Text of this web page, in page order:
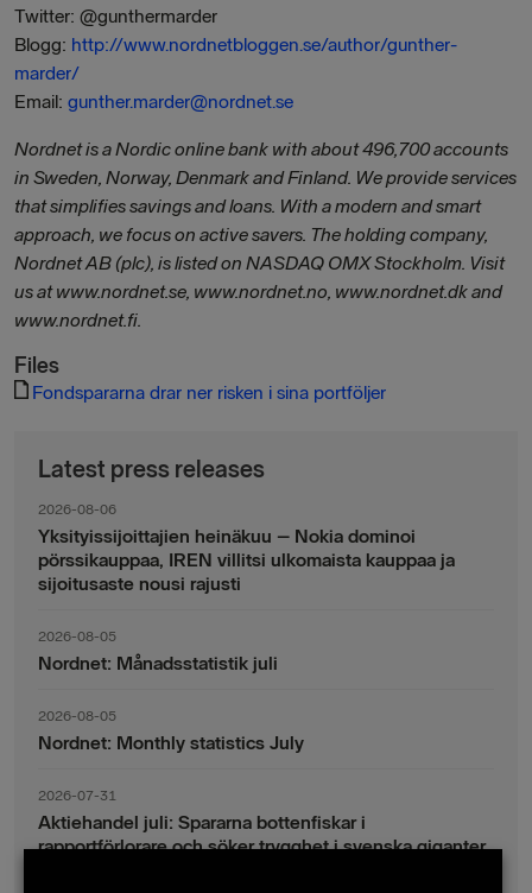
Twitter: @gunthermarder
Blogg: http://www.nordnetbloggen.se/author/gunther-
marder/
Email: gunther.marder@nordnet.se
Nordnet is a Nordic online bank with about 496,700 accounts
in Sweden, Norway, Denmark and Finland. We provide services
that simplifies savings and loans. With a modern and smart
approach, we focus on active savers. The holding company,
Nordnet AB (plc), is listed on NASDAQ OMX Stockholm. Visit
us at www.nordnet.se, www.nordnet.no, www.nordnet.dk and
www.nordnet.fi.
Files
Fondspararna drar ner risken i sina portföljer
Latest press releases
2026-08-06
Yksityissijoittajien heinäkuu – Nokia dominoi
pörssikauppaa, IREN villitsi ulkomaista kauppaa ja
sijoitusaste nousi rajusti
2026-08-05
Nordnet: Månadsstatistik juli
2026-08-05
Nordnet: Monthly statistics July
2026-07-31
Aktiehandel juli: Spararna bottenfiskar i
rapportförlorare och söker trygghet i svenska giganter